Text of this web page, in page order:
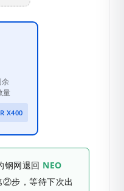
量
X400
钢网退回 NEO
步，等待下次出